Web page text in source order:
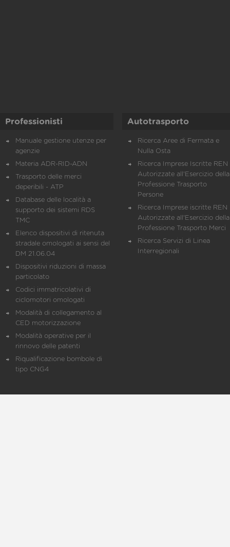
Professionisti
Manuale gestione utenze per
agenzie
Materia ADR-RID-ADN
Trasporto delle merci
deperibili - ATP
Database delle località a
supporto dei sistemi RDS
TMC
Elenco dispositivi di ritenuta
stradale omologati ai sensi del
DM 21.06.04
Dispositivi riduzioni di massa
particolato
Codici immatricolativi di
ciclomotori omologati
Modalità di collegamento al
CED motorizzazione
Modalità operative per il
rinnovo delle patenti
Riqualificazione bombole di
tipo CNG4
Autotrasporto
Ricerca Aree di Fermata e
Nulla Osta
Ricerca Imprese Iscritte REN
Autorizzate all'Esercizio della
Professione Trasporto
Persone
Ricerca Imprese iscritte REN
Autorizzate all'Esercizio della
Professione Trasporto Merci
Ricerca Servizi di Linea
Interregionali